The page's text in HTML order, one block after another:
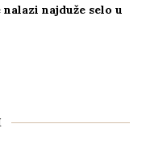
najduže selo u